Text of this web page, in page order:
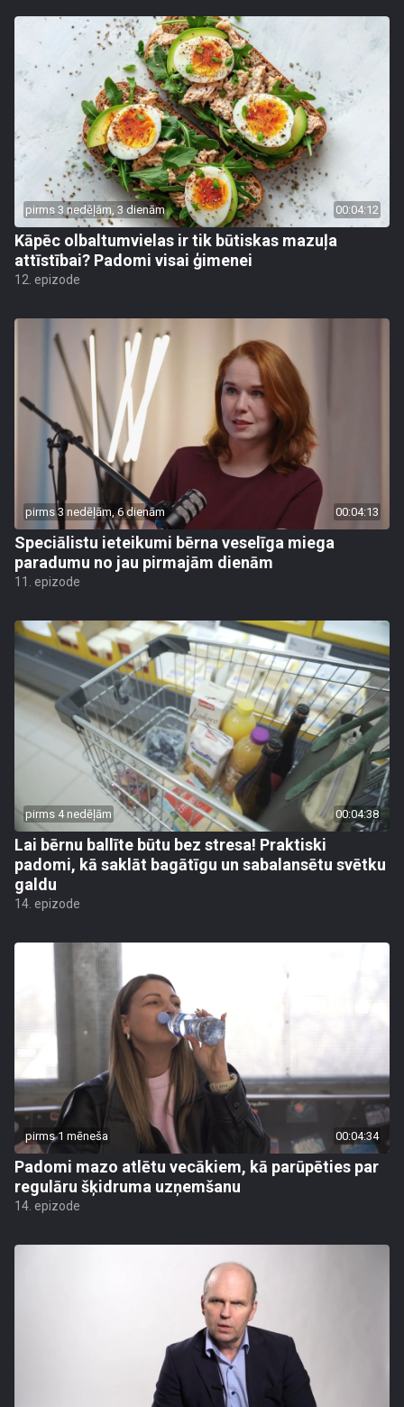
pirms 3 nedēļām, 3 dienām 00:04:12
Kāpēc olbaltumvielas ir tik būtiskas mazuļa
attīstībai? Padomi visai ģimenei
12. epizode
pirms 3 nedēļām, 6 dienām 00:04:13
Speciālistu ieteikumi bērna veselīga miega
paradumu no jau pirmajām dienām
11. epizode
pirms 4 nedēļām 00:04:38
Lai bērnu ballīte būtu bez stresa! Praktiski
padomi, kā saklāt bagātīgu un sabalansētu svētku
galdu
14. epizode
pirms 1 mēneša 00:04:34
Padomi mazo atlētu vecākiem, kā parūpēties par
regulāru šķidruma uzņemšanu
14. epizode